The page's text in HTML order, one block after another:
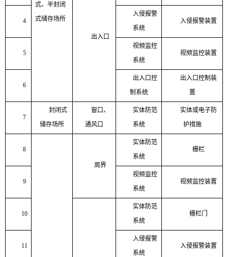
式、半封闭
式储存场所
出入口
4
入侵报警
系统
入侵报警装置
5
视频监控
系统
视频监控装置
6
出入口控
制系统
出入口控制装
置
7
封闭式
储存场所
窗口、
通风口
实体防范
系统
实体或电子防
护措施
8
周界
实体防范
系统
栅栏
9
视频监控
系统
视频监控装置
10
实体防范
系统
栅栏门
11
入侵报警
系统
入侵报警装置